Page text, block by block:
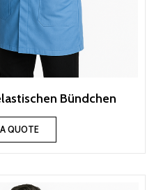
Bündchen
QUOTE